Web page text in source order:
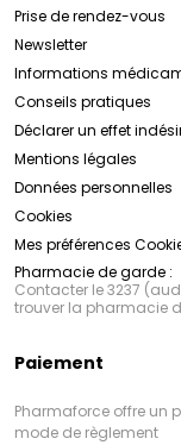
Prise de rendez-vous
Newsletter
Informations
Conseils pratiques
Déclarer un effet
Mentions légales
Données personnelles
Cookies
Mes préférences
Pharmacie de garde :
Contacter le 3237
trouver la pharmacie
Paiement
Pharmaforce offre un
mode de règlement